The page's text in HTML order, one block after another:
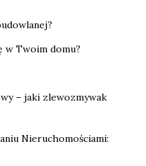
w Twoim domu?
– jaki zlewozmywak
Nieruchomościami: